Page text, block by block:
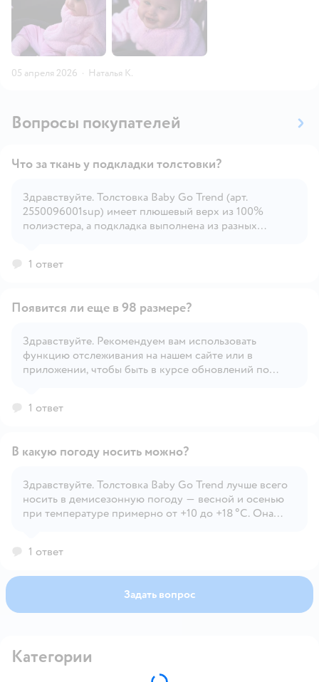
05 апреля 2026 · Наталья К.
Вопросы покупателей
Открыть вопрос
Что за ткань у подкладки толстовки?
Здравствуйте. Толстовка Baby Go Trend (арт.
2550096001sup) имеет плюшевый верх из 100%
полиэстера, а подкладка выполнена из разных
дышащий). 👚 Рукава — с гладкой подкладкой
1 ответ
Открыть вопрос
Появится ли еще в 98 размере?
Здравствуйте. Рекомендуем вам использовать
функцию отслеживания на нашем сайте или в
приложении, чтобы быть в курсе обновлений по
1 ответ
Открыть вопрос
В какую погоду носить можно?
Здравствуйте. Толстовка Baby Go Trend лучше всего
носить в демисезонную погоду — весной и осенью
при температуре примерно от +10 до +18 °C. Она
слой под куртку.
1 ответ
Задать вопрос
Категории